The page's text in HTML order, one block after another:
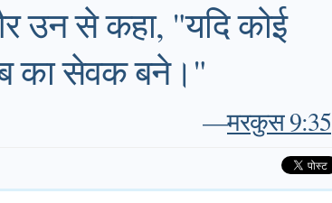
उन से कहा, "यदि कोई
का सेवक बने।"
—मरकुस 9:35